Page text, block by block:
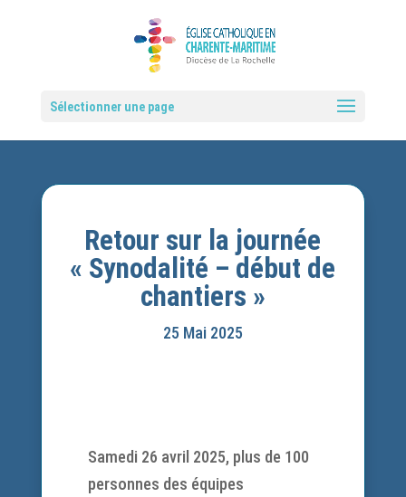
Sélectionner une page
Retour sur la journée
« Synodalité – début de
chantiers »
25 Mai 2025
Samedi 26 avril 2025, plus de 100
personnes des équipes